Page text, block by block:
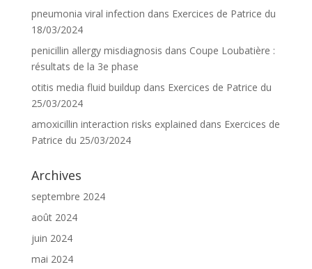
pneumonia viral infection dans Exercices de Patrice du
18/03/2024
penicillin allergy misdiagnosis dans Coupe Loubatière :
résultats de la 3e phase
otitis media fluid buildup dans Exercices de Patrice du
25/03/2024
amoxicillin interaction risks explained dans Exercices de
Patrice du 25/03/2024
Archives
septembre 2024
août 2024
juin 2024
mai 2024